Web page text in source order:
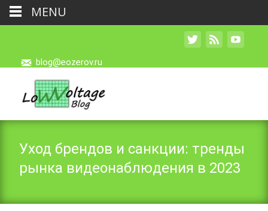
blog@eozerov.ru
Уход брендов и санкции: тренды
рынка видеонаблюдения в 2023
MENU